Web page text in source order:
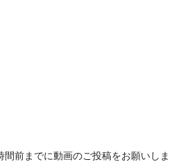
前までに動画のご投稿をお願いしま